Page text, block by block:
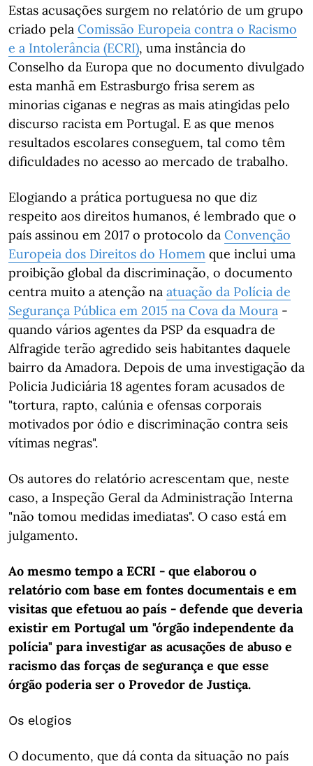
Estas acusações surgem no relatório de um grupo
criado pela Comissão Europeia contra o Racismo
e a Intolerância (ECRI), uma instância do
Conselho da Europa que no documento divulgado
esta manhã em Estrasburgo frisa serem as
minorias ciganas e negras as mais atingidas pelo
discurso racista em Portugal. E as que menos
resultados escolares conseguem, tal como têm
dificuldades no acesso ao mercado de trabalho.
Elogiando a prática portuguesa no que diz
respeito aos direitos humanos, é lembrado que o
país assinou em 2017 o protocolo da Convenção
Europeia dos Direitos do Homem que inclui uma
proibição global da discriminação, o documento
centra muito a atenção na atuação da Polícia de
Segurança Pública em 2015 na Cova da Moura -
quando vários agentes da PSP da esquadra de
Alfragide terão agredido seis habitantes daquele
bairro da Amadora. Depois de uma investigação da
Policia Judiciária 18 agentes foram acusados de
"tortura, rapto, calúnia e ofensas corporais
motivados por ódio e discriminação contra seis
vítimas negras".
Os autores do relatório acrescentam que, neste
caso, a Inspeção Geral da Administração Interna
"não tomou medidas imediatas". O caso está em
julgamento.
Ao mesmo tempo a ECRI - que elaborou o
relatório com base em fontes documentais e em
visitas que efetuou ao país - defende que deveria
existir em Portugal um "órgão independente da
polícia" para investigar as acusações de abuso e
racismo das forças de segurança e que esse
órgão poderia ser o Provedor de Justiça.
Os elogios
O documento, que dá conta da situação no país